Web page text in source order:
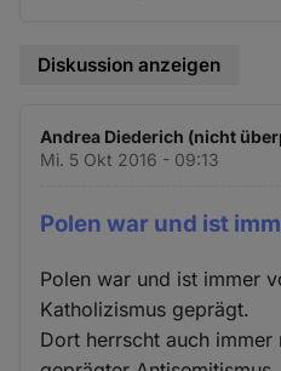
Diskussion anzeigen
Andrea Diederich (nicht
Mi. 5 Okt 2016 - 09:13
Polen war und ist
Polen war und ist immer
Katholizismus geprägt.
Dort herrscht auch